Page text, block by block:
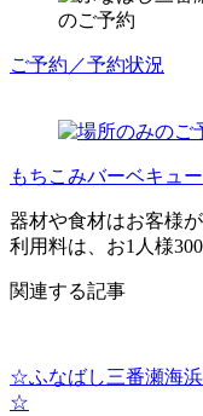
のご予約
ご予約／予約状況
もちこみバーベキュー
器材や食材はお客様が
利用料は、お1人様
関連する記事
☆ふなばし三番瀬海
☆